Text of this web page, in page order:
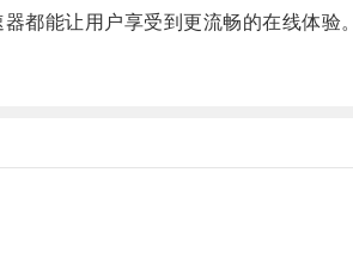
能让用户享受到更流畅的在线体验。